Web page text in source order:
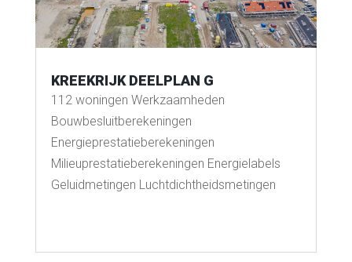
KREEKRIJK DEELPLAN G
112 woningen Werkzaamheden
Bouwbesluitberekeningen
Energieprestatieberekeningen
Milieuprestatieberekeningen Energielabels
Geluidmetingen Luchtdichtheidsmetingen